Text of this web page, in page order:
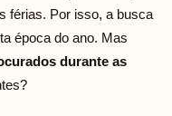
férias. Por isso, a busca
época do ano. Mas
durante as